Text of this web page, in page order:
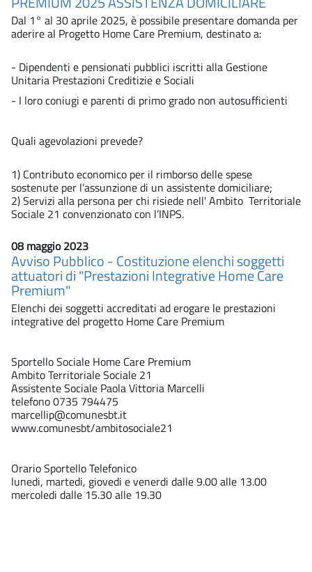
Dal 1° al 30 aprile 2025, è possibile presentare domanda per
aderire al Progetto Home Care Premium, destinato a:
- Dipendenti e pensionati pubblici iscritti alla Gestione
Unitaria Prestazioni Creditizie e Sociali
- I loro coniugi e parenti di primo grado non autosufficienti
Quali agevolazioni prevede?
1) Contributo economico per il rimborso delle spese
sostenute per l’assunzione di un assistente domiciliare;
2) Servizi alla persona per chi risiede nell' Ambito Territoriale
Sociale 21 convenzionato con l’INPS.
08 maggio 2023
Avviso Pubblico - Costituzione elenchi soggetti
attuatori di "Prestazioni Integrative Home Care
Premium"
Elenchi dei soggetti accreditati ad erogare le prestazioni
integrative del progetto Home Care Premium
Sportello Sociale Home Care Premium
Ambito Territoriale Sociale 21
Assistente Sociale Paola Vittoria Marcelli
telefono 0735 794475
marcellip@comunesbt.it
www.comunesbt/ambitosociale21
Orario Sportello Telefonico
lunedi, martedi, giovedi e venerdi dalle 9.00 alle 13.00
mercoledi dalle 15.30 alle 19.30